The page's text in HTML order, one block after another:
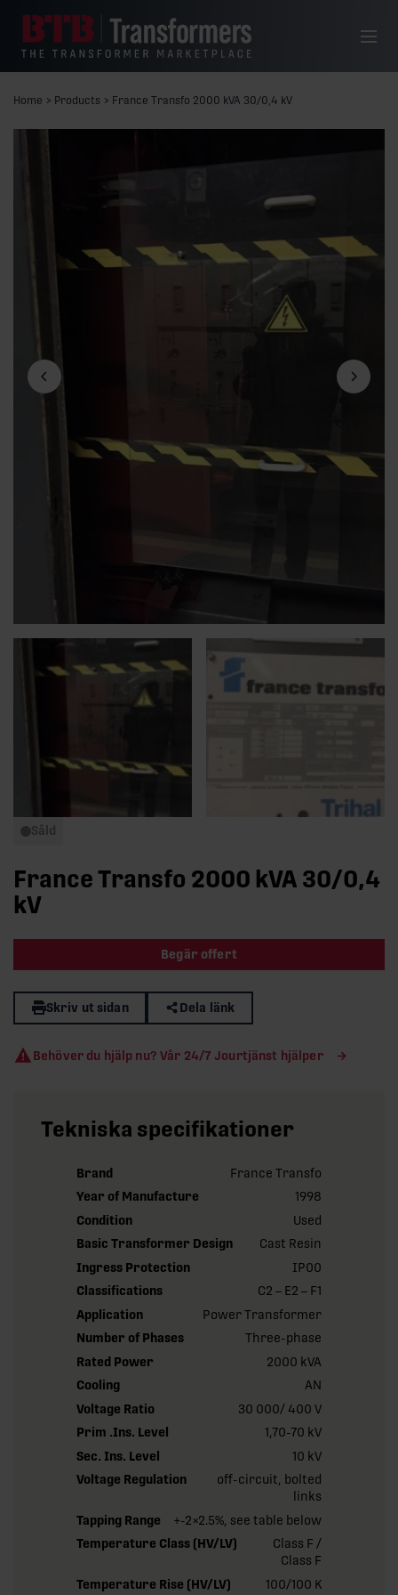
Meny
Home > Products > France Transfo 2000 kVA 30/0,4 kV
Föregående bild Nästa
Såld
France Transfo 2000 kVA 30/0,4
kV
Begär offert
Skriv ut sidan Dela länk
Behöver du hjälp nu? Vår 24/7 Jourtjänst hjälper
Tekniska specifikationer
Brand
France Transfo
Year of Manufacture
1998
Condition
Used
Basic Transformer Design
Cast Resin
Ingress Protection
IP00
Classifications
C2 – E2 – F1
Application
Power Transformer
Number of Phases
Three-phase
Rated Power
2000 kVA
Cooling
AN
Voltage Ratio
30 000/ 400 V
Prim .Ins. Level
1,70-70 kV
Sec. Ins. Level
10 kV
Voltage Regulation
off-circuit, bolted
links
Tapping Range
+-2×2.5%, see table below
Temperature Class (HV/LV)
Class F /
Class F
Temperature Rise (HV/LV)
100/100 K